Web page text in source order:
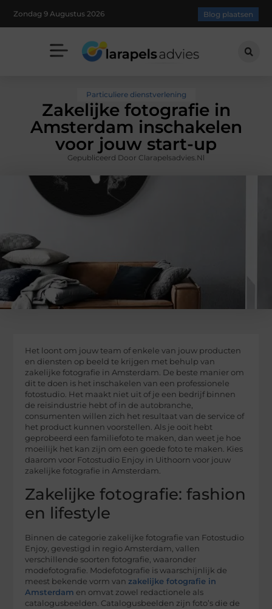
Zondag 9 Augustus 2026 Blog plaatsen
Particuliere dienstverlening
Zakelijke fotografie in
Amsterdam inschakelen
voor jouw start-up
Gepubliceerd Door Clarapelsadvies.nl
Het loont om jouw team of enkele van jouw producten
en diensten op beeld te krijgen met behulp van
zakelijke fotografie in Amsterdam. De beste manier om
dit te doen is het inschakelen van een professionele
fotostudio. Het maakt niet uit of je een bedrijf binnen
de reisindustrie hebt of in de autobranche,
consumenten willen zich het resultaat van de service of
het product kunnen voorstellen. Als je ooit hebt
geprobeerd een familiefoto te maken, dan weet je hoe
moeilijk het kan zijn om een goede ​​foto te maken. Kies
daarom voor Fotostudio Enjoy in Uithoorn voor jouw
zakelijke fotografie in Amsterdam.
Zakelijke fotografie: fashion
en lifestyle
Binnen de categorie zakelijke fotografie van Fotostudio
Enjoy, gevestigd in regio Amsterdam, vallen
verschillende soorten fotografie, waaronder
modefotografie. Modefotografie is waarschijnlijk de
meest bekende vorm vanzakelijke fotografie in
Amsterdam en omvat zowel redactionele als
catalogusbeelden. Catalogusbeelden zijn foto’s die de